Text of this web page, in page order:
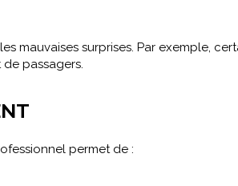
mauvaises surprises. Par exemple,
passagers.
permet de :